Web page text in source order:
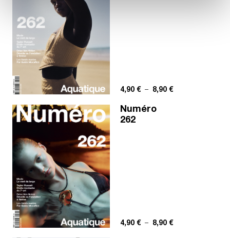
4,90 € – 8,90 €Plage de prix :
Numéro
262
4,90 € – 8,90 €Plage de prix :